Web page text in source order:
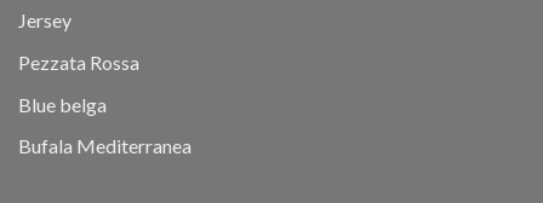
Jersey
Pezzata Rossa
Blue belga
Bufala Mediterranea